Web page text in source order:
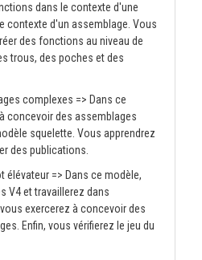
dans le contexte d'une
contexte d'un assemblage. Vous
des fonctions au niveau de
trous, des poches et des
complexes => Dans ce
concevoir des assemblages
squelette. Vous apprendrez
des publications.
élévateur => Dans ce modèle,
V4 et travaillerez dans
exercerez à concevoir des
Enfin, vous vérifierez le jeu du